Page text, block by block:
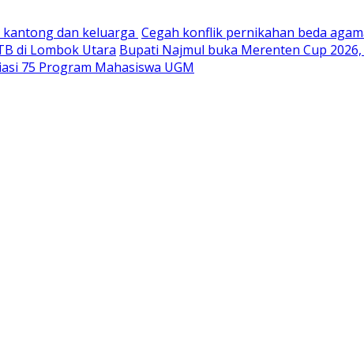
dan keluarga Cegah konflik pernikahan beda
di Lombok Utara Bupati Najmul buka Merenten Cup
75 Program Mahasiswa UGM